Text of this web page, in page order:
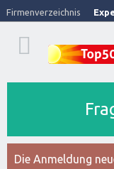
Firmenverzeichnis
Die Anmeldung